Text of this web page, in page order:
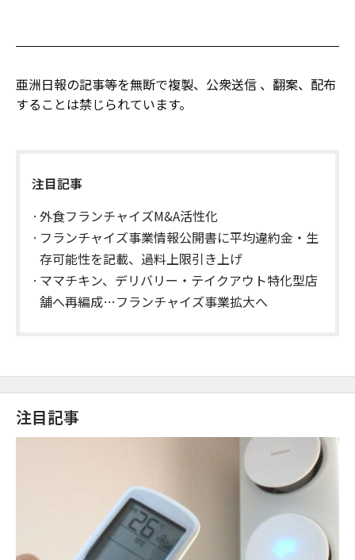
亜洲日報の記事等を無断で複製、公衆送信 、翻案、配布
することは禁じられています。
注目記事
外食フランチャイズM&A活性化
フランチャイズ事業情報公開書に平均違約金・生
存可能性を記載、過料上限引き上げ
ママチキン、デリバリー・テイクアウト特化型店
舗へ再編成…フランチャイズ事業拡大へ
注目記事